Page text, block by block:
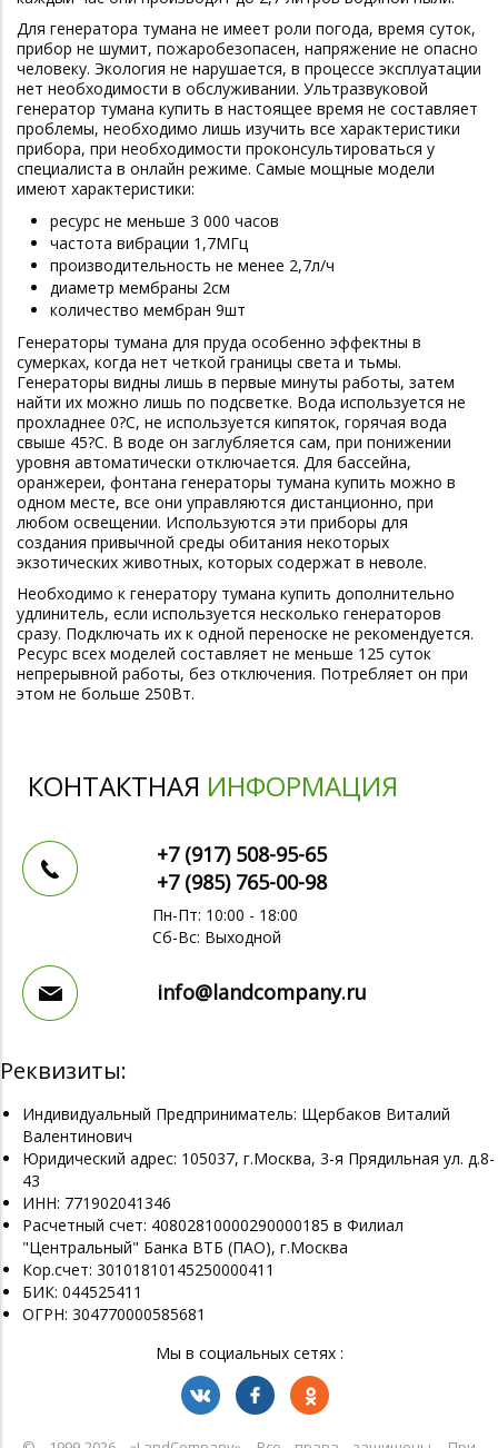
Для генератора тумана не имеет роли погода, время суток,
прибор не шумит, пожаробезопасен, напряжение не опасно
человеку. Экология не нарушается, в процессе эксплуатации
нет необходимости в обслуживании. Ультразвуковой
генератор тумана купить в настоящее время не составляет
проблемы, необходимо лишь изучить все характеристики
прибора, при необходимости проконсультироваться у
специалиста в онлайн режиме. Самые мощные модели
имеют характеристики:
ресурс не меньше 3 000 часов
частота вибрации 1,7МГц
производительность не менее 2,7л/ч
диаметр мембраны 2см
количество мембран 9шт
Генераторы тумана для пруда особенно эффектны в
сумерках, когда нет четкой границы света и тьмы.
Генераторы видны лишь в первые минуты работы, затем
найти их можно лишь по подсветке. Вода используется не
прохладнее 0?С, не используется кипяток, горячая вода
свыше 45?С. В воде он заглубляется сам, при понижении
уровня автоматически отключается. Для бассейна,
оранжереи, фонтана генераторы тумана купить можно в
одном месте, все они управляются дистанционно, при
любом освещении. Используются эти приборы для
создания привычной среды обитания некоторых
экзотических животных, которых содержат в неволе.
Необходимо к генератору тумана купить дополнительно
удлинитель, если используется несколько генераторов
сразу. Подключать их к одной переноске не рекомендуется.
Ресурс всех моделей составляет не меньше 125 суток
непрерывной работы, без отключения. Потребляет он при
этом не больше 250Вт.
КОНТАКТНАЯ ИНФОРМАЦИЯ
+7 (917) 508-95-65
+7 (985) 765-00-98
Пн-Пт: 10:00 - 18:00
Сб-Вс: Выходной
info@landcompany.ru
Реквизиты:
Индивидуальный Предприниматель: Щербаков Виталий
Валентинович
Юридический адрес: 105037, г.Москва, 3-я Прядильная ул. д.8-
43
ИНН: 771902041346
Расчетный счет: 40802810000290000185 в Филиал
"Центральный" Банка ВТБ (ПАО), г.Москва
Кор.счет: 30101810145250000411
БИК: 044525411
ОГРН: 304770000585681
Мы в социальных сетях :